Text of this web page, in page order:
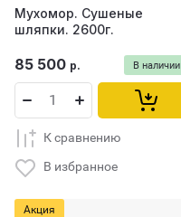
Мухомор. Сушеные
шляпки. 2600г.
В наличии
85 500 р.
К сравнению
В избранное
Акция